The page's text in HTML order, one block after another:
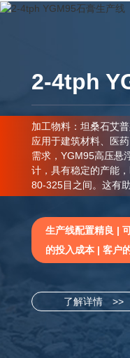
生产线
和化学特性，被广泛
满足中小规模生产的
普斯姆粉体加工而设
品细度可调，范围在
质量艾普斯姆粉体。
的产出效益 | 经济